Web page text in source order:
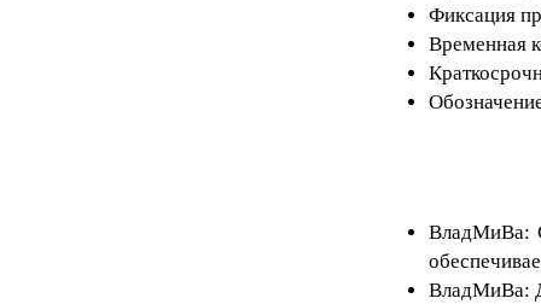
Фиксация
Временная
ВладМиВа:
ВладМиВа: